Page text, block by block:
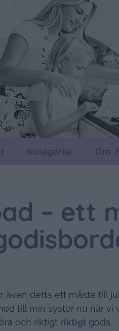
Kategorier Om
– ett
även detta ett måste till
till min syster nu när vi
och riktigt riktigt goda.